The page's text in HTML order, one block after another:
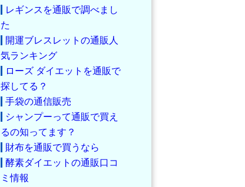
レギンスを通販で調べまし
た
開運ブレスレットの通販人
気ランキング
ローズ ダイエットを通販で
探してる？
手袋の通信販売
シャンプーって通販で買え
るの知ってます？
財布を通販で買うなら
酵素ダイエットの通販口コ
ミ情報